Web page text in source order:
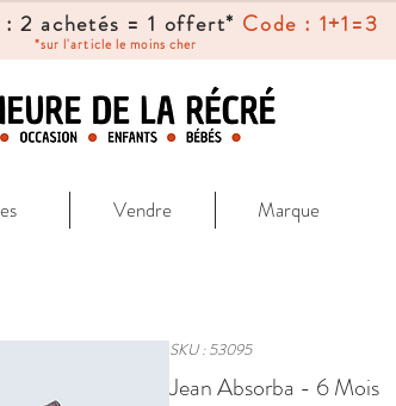
2 achetés = 1 offert* Code : 1+1=3
*sur l'article le moins cher
Vendre Marque
SKU : 53095
Jean Absorba - 6 Mois